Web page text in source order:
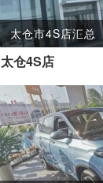
太仓市4S店汇总
太仓4S店